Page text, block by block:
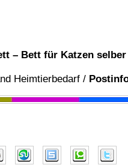
– Bett für Katzen selber
Heimtierbedarf /